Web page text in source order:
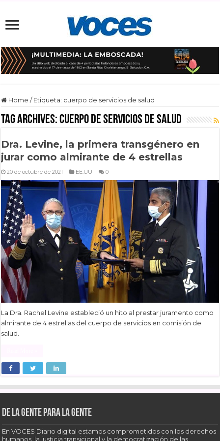
Home / Etiqueta: cuerpo de servicios de salud
Tag Archives:cuerpo de servicios de salud
Dra. Levine, la primera transgénero en
jurar como almirante de 4 estrellas
20 de octubre de 2021 EE.UU 0
La Dra. Rachel Levine estableció un hito al prestar juramento como
almirante de 4 estrellas del cuerpo de servicios en comisión de
salud.
De la gente para la gente
En VOCES Diario digital estamos comprometidos con los derechos
humanos, la justicia transicional y la democratización de las